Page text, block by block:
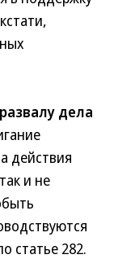
дела
действия
и не
статье 282.